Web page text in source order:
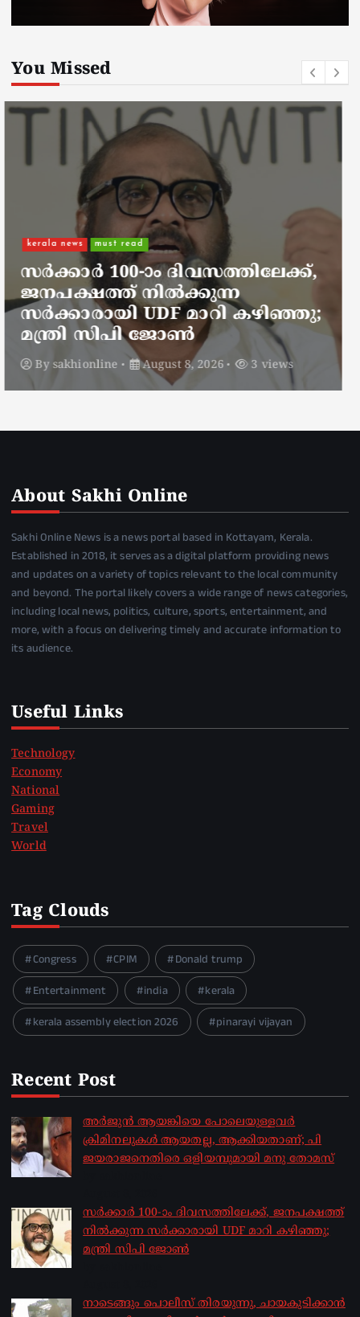
You Missed
kerala news must read
നാടെങ്ങും പൊലീസ് തിരയുന്നു,
ചായകുടിക്കാൻ എടപ്പാളിലെത്തി
അർജുൻ ആയങ്കി;
സഞ്ചരിക്കുന്നത് വാഹനങ്ങൾ
മാറ്റി
Bysakhionline August 8, 2026 5 views
About Sakhi Online
Sakhi Online News is a news portal based in Kottayam, Kerala.
Established in 2018, it serves as a digital platform providing news
and updates on a variety of topics relevant to the local community
and beyond. The portal likely covers a wide range of news categories,
including local news, politics, culture, sports, entertainment, and
more, with a focus on delivering timely and accurate information to
its audience.
Useful Links
Technology
Economy
National
Gaming
Travel
World
Tag Clouds
Congress CPIM
Donald trump
Entertainment
india
kerala
kerala assembly election 2026
pinarayi vijayan
Recent Post
അർജുൻ ആയങ്കിയെ പോലെയുള്ളവർ
ക്രിമിനലുകൾ ആയതല്ല, ആക്കിയതാണ്; പി
ജയരാജനെതിരെ ഒളിയമ്പുമായി മനു തോമസ്
സർക്കാർ 100-ാം ദിവസത്തിലേക്ക്, ജനപക്ഷത്ത്
നിൽക്കുന്ന സർക്കാരായി UDF മാറി കഴിഞ്ഞു;
മന്ത്രി സിപി ജോൺ
നാടെങ്ങും പൊലീസ് തിരയുന്നു, ചായകുടിക്കാൻ